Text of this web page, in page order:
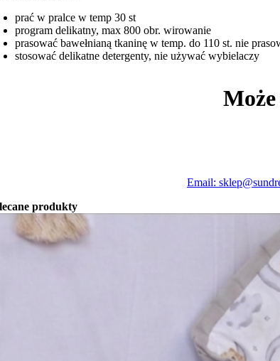
prać w pralce w temp 30 st
program delikatny, max 800 obr. wirowanie
prasować bawełnianą tkaninę w temp. do 110 st. nie
stosować delikatne detergenty, nie używać wybielaczy
Email:
produkty